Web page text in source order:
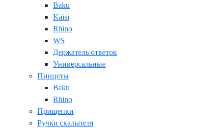
Baku
Kaisi
Rhino
WS
Держатель ответок
Универсальные
Пинцеты
Baku
Rhino
Прищепки
Ручки скальпеля